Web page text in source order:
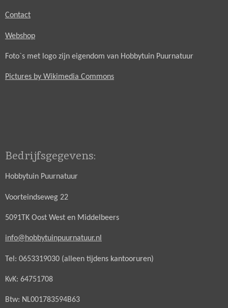
Contact
Webshop
Foto`s met logo zijn eigendom van Hobbytuin Puurnatuur
Pictures by Wikimedia Commons
Bedrijfsgegevens:
Hobbytuin Puurnatuur
Voorteindseweg 22
5091TK Oost West en Middelbeers
info@hobbytuinpuurnatuur.nl
Tel: 0653319030 (alleen tijdens kantooruren)
KvK: 64751708
Btw: NL001783594B63